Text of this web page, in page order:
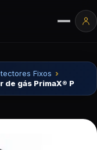
Fixos
de gás PrimaX® P